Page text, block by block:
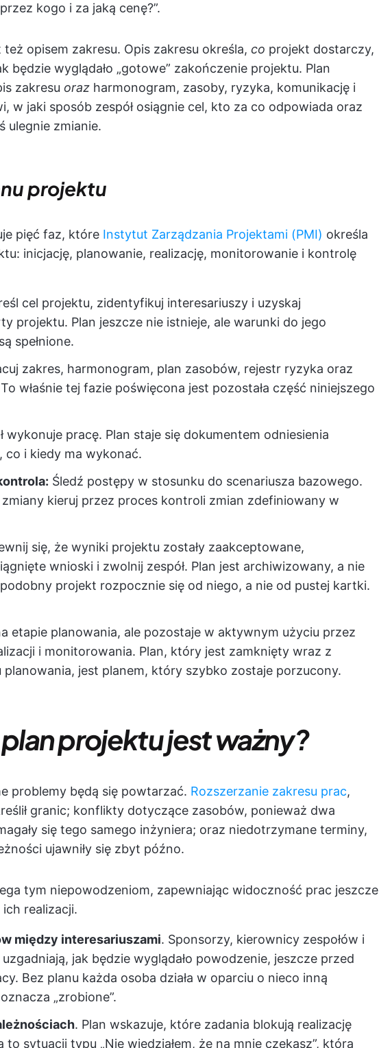
kogo i za jaką cenę?”.
opisem zakresu. Opis zakresu określa, co projekt dostarczy,
będzie wyglądało „gotowe” zakończenie projektu. Plan
zakresu oraz harmonogram, zasoby, ryzyka, komunikację i
w jaki sposób zespół osiągnie cel, kto za co odpowiada oraz
ulegnie zmianie.
projektu
pięć faz, które Instytut Zarządzania Projektami (PMI) określa
inicjację, planowanie, realizację, monitorowanie i kontrolę
cel projektu, zidentyfikuj interesariuszy i uzyskaj
projektu. Plan jeszcze nie istnieje, ale warunki do jego
spełnione.
zakres, harmonogram, plan zasobów, rejestr ryzyka oraz
właśnie tej fazie poświęcona jest pozostała część niniejszego
wykonuje pracę. Plan staje się dokumentem odniesienia
co i kiedy ma wykonać.
Śledź postępy w stosunku do scenariusza bazowego.
zmiany kieruj przez proces kontroli zmian zdefiniowany w
się, że wyniki projektu zostały zaakceptowane,
wnioski i zwolnij zespół. Plan jest archiwizowany, a nie
projekt rozpocznie się od niego, a nie od pustej kartki.
etapie planowania, ale pozostaje w aktywnym użyciu przez
i monitorowania. Plan, który jest zamknięty wraz z
planowania, jest planem, który szybko zostaje porzucony.
projektu jest ważny?
problemy będą się powtarzać. Rozszerzanie zakresu prac,
granic; konflikty dotyczące zasobów, ponieważ dwa
się tego samego inżyniera; oraz niedotrzymane terminy,
ujawniły się zbyt późno.
tym niepowodzeniom, zapewniając widoczność prac jeszcze
realizacji.
między interesariuszami. Sponsorzy, kierownicy zespołów i
jak będzie wyglądało powodzenie, jeszcze przed
Bez planu każda osoba działa w oparciu o nieco inną
„zrobione”.
. Plan wskazuje, które zadania blokują realizację
to sytuacji typu „Nie wiedziałem, że na mnie czekasz”, która